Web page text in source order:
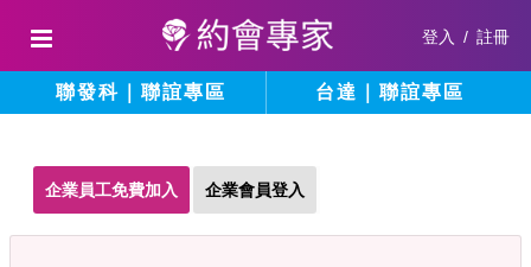
登入 / 註冊
聯發科｜聯誼專區 台達｜聯誼專區
企業員工免費加入 企業會員登入